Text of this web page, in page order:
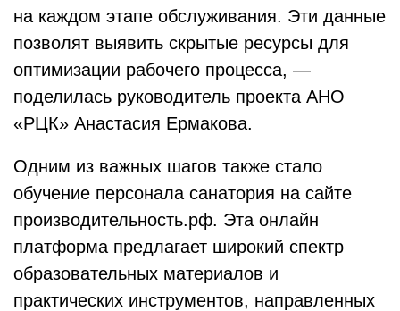
на каждом этапе обслуживания. Эти данные
позволят выявить скрытые ресурсы для
оптимизации рабочего процесса, —
поделилась руководитель проекта АНО
«РЦК» Анастасия Ермакова.
Одним из важных шагов также стало
обучение персонала санатория на сайте
производительность.рф. Эта онлайн
платформа предлагает широкий спектр
образовательных материалов и
практических инструментов, направленных